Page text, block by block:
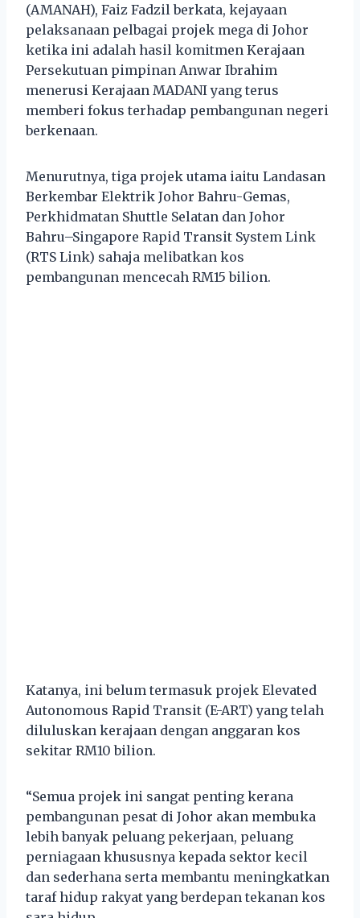
(AMANAH), Faiz Fadzil berkata, kejayaan
pelaksanaan pelbagai projek mega di Johor
ketika ini adalah hasil komitmen Kerajaan
Persekutuan pimpinan Anwar Ibrahim
menerusi Kerajaan MADANI yang terus
memberi fokus terhadap pembangunan negeri
berkenaan.
Menurutnya, tiga projek utama iaitu Landasan
Berkembar Elektrik Johor Bahru-Gemas,
Perkhidmatan Shuttle Selatan dan Johor
Bahru–Singapore Rapid Transit System Link
(RTS Link) sahaja melibatkan kos
pembangunan mencecah RM15 bilion.
Katanya, ini belum termasuk projek Elevated
Autonomous Rapid Transit (E-ART) yang telah
diluluskan kerajaan dengan anggaran kos
sekitar RM10 bilion.
“Semua projek ini sangat penting kerana
pembangunan pesat di Johor akan membuka
lebih banyak peluang pekerjaan, peluang
perniagaan khususnya kepada sektor kecil
dan sederhana serta membantu meningkatkan
taraf hidup rakyat yang berdepan tekanan kos